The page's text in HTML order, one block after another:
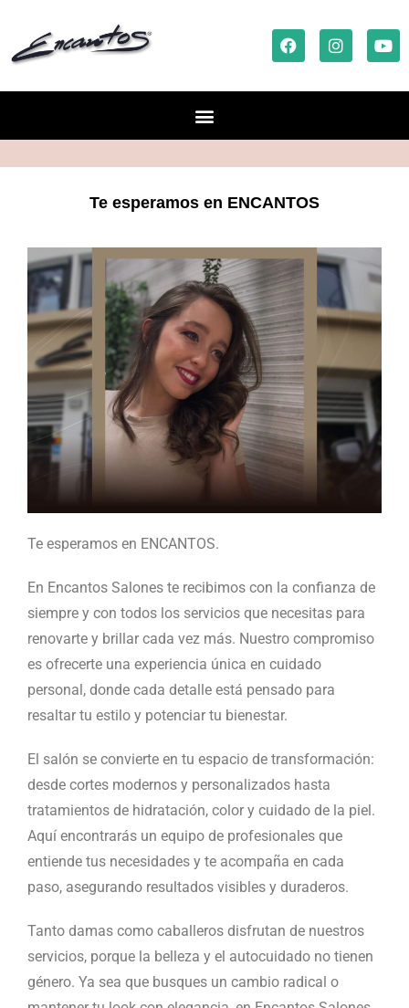
Te esperamos en ENCANTOS
Te esperamos en ENCANTOS.
En Encantos Salones te recibimos con la confianza de
siempre y con todos los servicios que necesitas para
renovarte y brillar cada vez más. Nuestro compromiso
es ofrecerte una experiencia única en cuidado
personal, donde cada detalle está pensado para
resaltar tu estilo y potenciar tu bienestar.
El salón se convierte en tu espacio de transformación:
desde cortes modernos y personalizados hasta
tratamientos de hidratación, color y cuidado de la piel.
Aquí encontrarás un equipo de profesionales que
entiende tus necesidades y te acompaña en cada
paso, asegurando resultados visibles y duraderos.
Tanto damas como caballeros disfrutan de nuestros
servicios, porque la belleza y el autocuidado no tienen
género. Ya sea que busques un cambio radical o